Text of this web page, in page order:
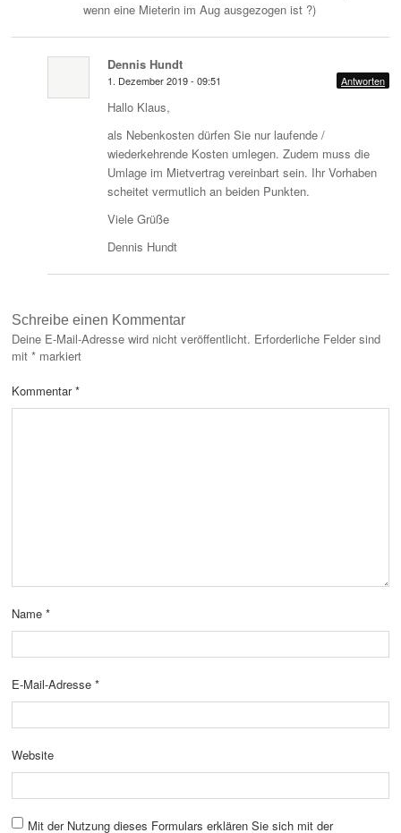
wenn eine Mieterin im Aug ausgezogen ist ?)
Dennis Hundt
1. Dezember 2019 - 09:51 Antworten
Hallo Klaus,
als Nebenkosten dürfen Sie nur laufende /
wiederkehrende Kosten umlegen. Zudem muss die
Umlage im Mietvertrag vereinbart sein. Ihr Vorhaben
scheitet vermutlich an beiden Punkten.
Viele Grüße
Dennis Hundt
Schreibe einen Kommentar
Deine E-Mail-Adresse wird nicht veröffentlicht. Erforderliche Felder sind
mit * markiert
Kommentar*
Name *
E-Mail-Adresse *
Website
Mit der Nutzung dieses Formulars erklären Sie sich mit der